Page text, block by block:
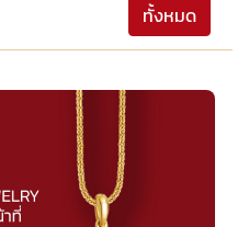
ทั้งหมด